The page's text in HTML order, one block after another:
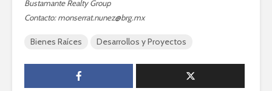
Bustamante Realty Group
Contacto: monserrat.nunez@brg.mx
Bienes Raíces Desarrollos y Proyectos